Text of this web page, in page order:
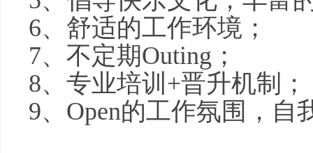
6、舒适的工作环境；
7、不定期Outing；
8、专业培训+晋升机制；
9、Open的工作氛围，自